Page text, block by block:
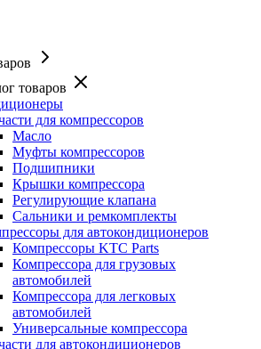
товаров
для компрессоров
Масло
Муфты компрессоров
Подшипники
Крышки компрессора
Регулирующие клапана
Сальники и ремкомплекты
для автокондиционеров
Компрессоры KTC Parts
Компрессора для грузовых
автомобилей
Компрессора для легковых
автомобилей
Универсальные компрессора
для автокондиционеров